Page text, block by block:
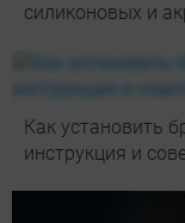
силиконовых и
Как установить
инструкция и